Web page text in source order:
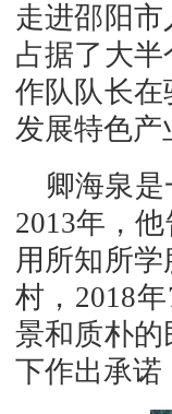
走进邵阳
占据了大
作队队长
发展特色产
卿海泉
2013年，
用所知所
村，2018
景和质朴
下作出承诺